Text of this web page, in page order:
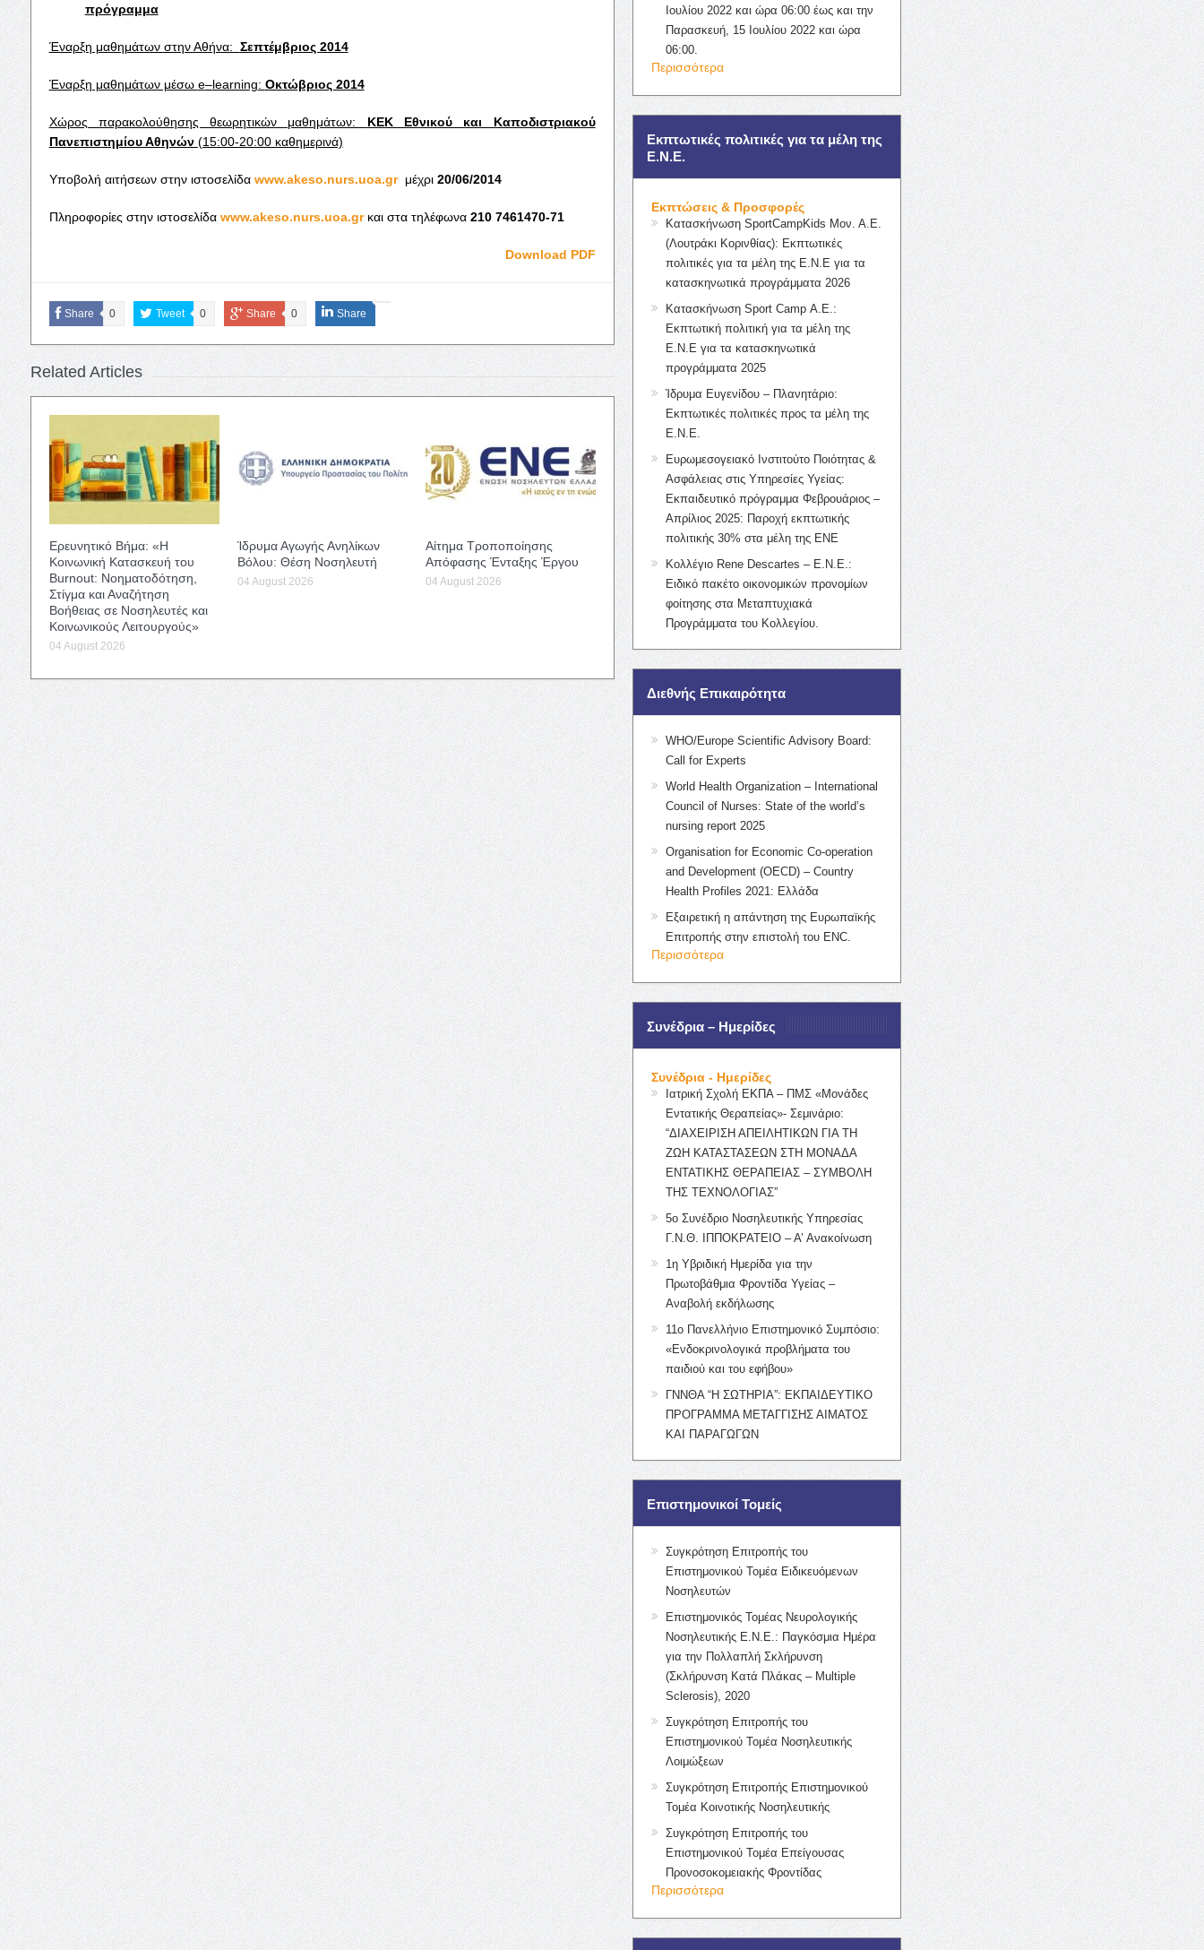
πρόγραμμα
Έναρξη μαθημάτων στην Αθήνα: Σεπτέμβριος 2014
Έναρξη μαθημάτων μέσω e–learning: Οκτώβριος 2014
Χώρος παρακολούθησης θεωρητικών μαθημάτων: ΚΕΚ Εθνικού και Καποδιστριακού
Πανεπιστημίου Αθηνών (15:00-20:00 καθημερινά)
Υποβολή αιτήσεων στην ιστοσελίδα www.akeso.nurs.uoa.grμέχρι 20/06/2014
Πληροφορίες στην ιστοσελίδα www.akeso.nurs.uoa.gr και στα τηλέφωνα 210 7461470-71
Download PDF
Share 0 Tweet 0 Share 0 Share
Related Articles
Ερευνητικό Βήμα: «Η
Κοινωνική Κατασκευή του
Burnout: Νοηματοδότηση,
Στίγμα και Αναζήτηση
Βοήθειας σε Νοσηλευτές και
Κοινωνικούς Λειτουργούς»
04 August 2026
Ίδρυμα Αγωγής Ανηλίκων
Βόλου: Θέση Νοσηλευτή
04 August 2026
Αίτημα Τροποποίησης
Απόφασης Ένταξης Έργου
04 August 2026
Ιουλίου 2022 και ώρα 06:00 έως και την
Παρασκευή, 15 Ιουλίου 2022 και ώρα
06:00.
Περισσότερα
Εκπτωτικές πολιτικές για τα μέλη της
Ε.Ν.Ε.
Εκπτώσεις & Προσφορές
Κατασκήνωση SportCampKids Μον. Α.Ε.
(Λουτράκι Κορινθίας): Εκπτωτικές
πολιτικές για τα μέλη της Ε.Ν.Ε για τα
κατασκηνωτικά προγράμματα 2026
Κατασκήνωση Sport Camp Α.Ε.:
Εκπτωτική πολιτική για τα μέλη της
Ε.Ν.Ε για τα κατασκηνωτικά
προγράμματα 2025
Ίδρυμα Ευγενίδου – Πλανητάριο:
Εκπτωτικές πολιτικές προς τα μέλη της
Ε.Ν.Ε.
Ευρωμεσογειακό Ινστιτούτο Ποιότητας &
Ασφάλειας στις Υπηρεσίες Υγείας:
Εκπαιδευτικό πρόγραμμα Φεβρουάριος –
Απρίλιος 2025: Παροχή εκπτωτικής
πολιτικής 30% στα μέλη της ΕΝΕ
Κολλέγιο Rene Descartes – Ε.Ν.Ε.:
Ειδικό πακέτο οικονομικών προνομίων
φοίτησης στα Μεταπτυχιακά
Προγράμματα του Κολλεγίου.
Διεθνής Επικαιρότητα
WHO/Europe Scientific Advisory Board:
Call for Experts
World Health Organization – International
Council of Nurses: State of the world’s
nursing report 2025
Organisation for Economic Co-operation
and Development (OECD) – Country
Health Profiles 2021: Ελλάδα
Εξαιρετική η απάντηση της Ευρωπαϊκής
Επιτροπής στην επιστολή του ENC.
Περισσότερα
Συνέδρια – Ημερίδες
Συνέδρια - Ημερίδες
Ιατρική Σχολή ΕΚΠΑ – ΠΜΣ «Μονάδες
Εντατικής Θεραπείας»- Σεμινάριο:
“ΔΙΑΧΕΙΡΙΣΗ ΑΠΕΙΛΗΤΙΚΩΝ ΓΙΑ ΤΗ
ΖΩΗ ΚΑΤΑΣΤΑΣΕΩΝ ΣΤΗ ΜΟΝΑΔΑ
ΕΝΤΑΤΙΚΗΣ ΘΕΡΑΠΕΙΑΣ – ΣΥΜΒΟΛΗ
ΤΗΣ ΤΕΧΝΟΛΟΓΙΑΣ”
5ο Συνέδριο Νοσηλευτικής Υπηρεσίας
Γ.Ν.Θ. ΙΠΠΟΚΡΑΤΕΙΟ – Α’ Ανακοίνωση
1η Υβριδική Ημερίδα για την
Πρωτοβάθμια Φροντίδα Υγείας –
Αναβολή εκδήλωσης
11ο Πανελλήνιο Επιστημονικό Συμπόσιο:
«Ενδοκρινολογικά προβλήματα του
παιδιού και του εφήβου»
ΓΝΝΘΑ “Η ΣΩΤΗΡΙΑ”: ΕΚΠΑΙΔΕΥΤΙΚΟ
ΠΡΟΓΡΑΜΜΑ ΜΕΤΑΓΓΙΣΗΣ ΑΙΜΑΤΟΣ
ΚΑΙ ΠΑΡΑΓΩΓΩΝ
Επιστημονικοί Τομείς
Συγκρότηση Επιτροπής του
Επιστημονικού Τομέα Ειδικευόμενων
Νοσηλευτών
Επιστημονικός Τομέας Νευρολογικής
Νοσηλευτικής Ε.Ν.Ε.: Παγκόσμια Ημέρα
για την Πολλαπλή Σκλήρυνση
(Σκλήρυνση Κατά Πλάκας – Multiple
Sclerosis), 2020
Συγκρότηση Επιτροπής του
Επιστημονικού Τομέα Νοσηλευτικής
Λοιμώξεων
Συγκρότηση Επιτροπής Επιστημονικού
Τομέα Κοινοτικής Νοσηλευτικής
Συγκρότηση Επιτροπής του
Επιστημονικού Τομέα Επείγουσας
Προνοσοκομειακής Φροντίδας
Περισσότερα